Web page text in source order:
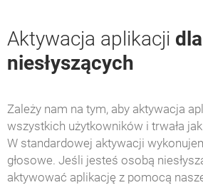
Aktywacja aplikacji
niesłyszących
Zależy nam na tym, aby aktywacja
wszystkich użytkowników i trwała
W standardowej aktywacji
głosowe. Jeśli jesteś osobą
aktywować aplikację z pomocą